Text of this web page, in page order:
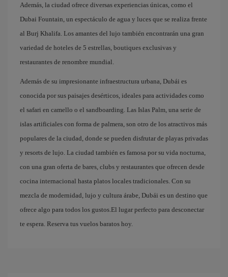
Además, la ciudad ofrece diversas experiencias únicas, como el
Dubai Fountain, un espectáculo de agua y luces que se realiza frente
al Burj Khalifa. Los amantes del lujo también encontrarán una gran
variedad de hoteles de 5 estrellas, boutiques exclusivas y
restaurantes de renombre mundial.
Además de su impresionante infraestructura urbana, Dubái es
conocida por sus paisajes desérticos, ideales para actividades como
el safari en camello o el sandboarding. Las Islas Palm, una serie de
islas artificiales con forma de palmera, son otro de los atractivos más
populares de la ciudad, donde se pueden disfrutar de playas privadas
y resorts de lujo. La ciudad también es famosa por su vida nocturna,
con una gran oferta de bares, clubs y restaurantes que ofrecen desde
cocina internacional hasta platos locales tradicionales. Con su
mezcla de modernidad, lujo y cultura árabe, Dubái es un destino que
ofrece algo para todos los gustos.El lugar perfecto para desconectar
te espera. Reserva tus vuelos baratos hoy.